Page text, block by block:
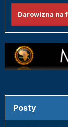
Darowizna na
Posty